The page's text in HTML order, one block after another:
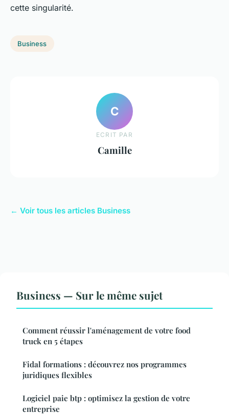
cette singularité.
Business
C
ECRIT PAR
Camille
← Voir tous les articles Business
Business — Sur le même sujet
Comment réussir l'aménagement de votre food
truck en 5 étapes
Fidal formations : découvrez nos programmes
juridiques flexibles
Logiciel paie btp : optimisez la gestion de votre
entreprise